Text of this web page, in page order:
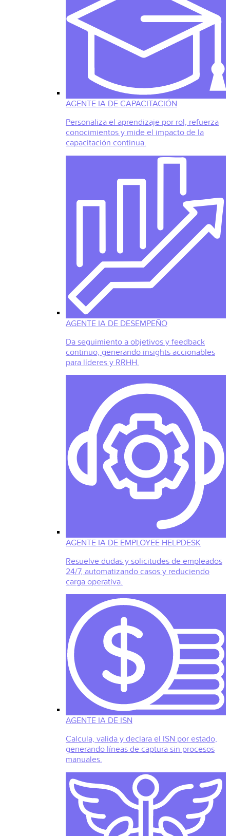
AGENTE IA DE CAPACITACIÓN
Personaliza el aprendizaje por rol, refuerza
conocimientos y mide el impacto de la
capacitación continua.
AGENTE IA DE DESEMPEÑO
Da seguimiento a objetivos y feedback
continuo, generando insights accionables
para líderes y RRHH.
AGENTE IA DE EMPLOYEE HELPDESK
Resuelve dudas y solicitudes de empleados
24/7, automatizando casos y reduciendo
carga operativa.
AGENTE IA DE ISN
Calcula, valida y declara el ISN por estado,
generando líneas de captura sin procesos
manuales.